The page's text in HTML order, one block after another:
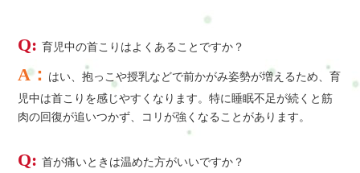
Q:育児中の首こりはよくあることですか？
A： はい、抱っこや授乳などで前かがみ姿勢が増えるため、育
児中は首こりを感じやすくなります。特に睡眠不足が続くと筋
肉の回復が追いつかず、コリが強くなることがあります。
Q:首が痛いときは温めた方がいいですか？